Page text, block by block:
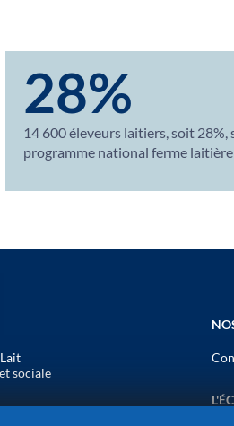
28%
14 600 éleveurs laitiers, soit 28%,
programme national ferme
sociale